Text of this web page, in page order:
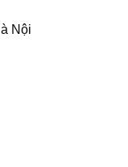
Nội